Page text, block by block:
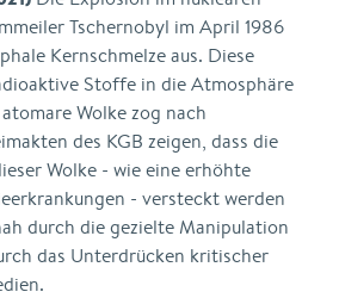
Tschernobyl im April 1986
Kernschmelze aus. Diese
Stoffe in die Atmosphäre
Wolke zog nach
des KGB zeigen, dass die
Wolke - wie eine erhöhte
- versteckt werden
durch die gezielte Manipulation
das Unterdrücken kritischer